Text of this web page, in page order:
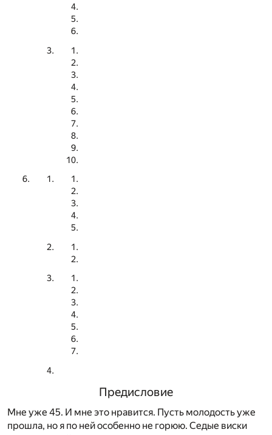
Предисловие
Мне уже 45. И мне это нравится. Пусть молодость уже
прошла, но я по ней особенно не горюю. Седые виски